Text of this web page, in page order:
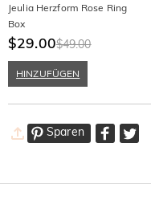
Jeulia Herzform Rose Ring
Box
$29.00$49.00
HINZUFÜGEN
Sparen